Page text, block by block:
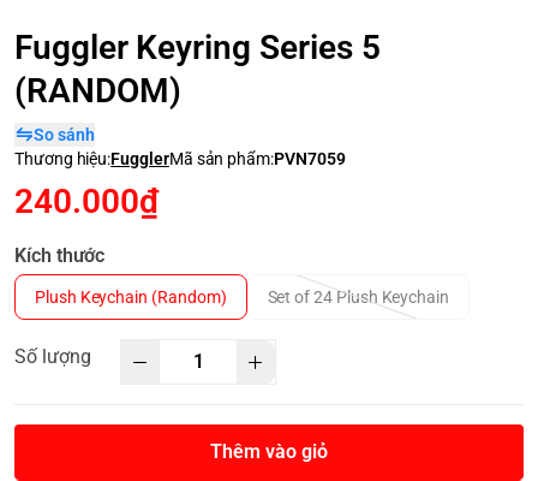
Fuggler Keyring Series 5
(RANDOM)
So sánh
Thương hiệu:FugglerMã sản phẩm:PVN7059
240.000₫
Kích thước
Plush Keychain (Random) Set of 24 Plush Keychain
Số lượng
Thêm vào giỏ